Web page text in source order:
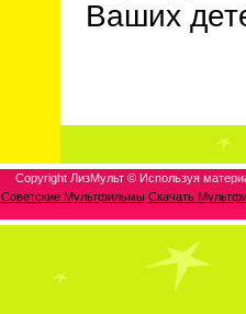
Ваших
Copyright ЛизМульт © Используя
Советские Мультфильмы Скачать